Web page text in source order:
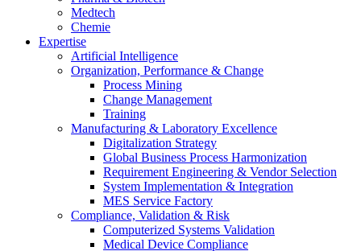
Medtech
Chemie
Expertise
Artificial Intelligence
Organization, Performance & Change
Process Mining
Change Management
Training
Manufacturing & Laboratory Excellence
Digitalization Strategy
Global Business Process Harmonization
Requirement Engineering & Vendor Selection
System Implementation & Integration
MES Service Factory
Compliance, Validation & Risk
Computerized Systems Validation
Medical Device Compliance